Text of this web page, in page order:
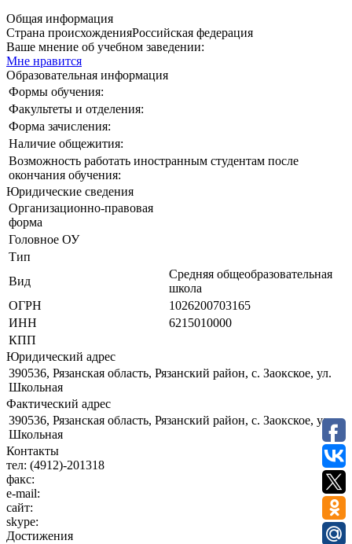
Общая информация
Страна происхожденияРоссийская федерация
Ваше мнение об учебном заведении:
Мне нравится
Образовательная информация
Формы обучения:
Факультеты и отделения:
Форма зачисления:
Наличие общежития:
Возможность работать иностранным студентам после
окончания обучения:
Юридические сведения
Организационно-правовая
форма
Головное ОУ
Тип
Вид
Средняя общеобразовательная
школа
ОГРН
1026200703165
ИНН
6215010000
КПП
Юридический адрес
390536, Рязанская область, Рязанский район, с. Заокское, ул.
Школьная
Фактический адрес
390536, Рязанская область, Рязанский район, с. Заокское, ул.
Школьная
Контакты
тел: (4912)-201318
факс:
e-mail:
сайт:
skype:
Достижения